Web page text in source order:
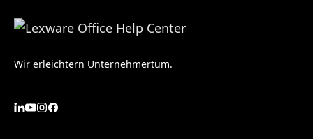
Wir erleichtern Unternehmertum.